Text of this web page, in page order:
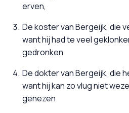
erven,
De koster van Bergeijk, die
want hij had te veel
gedronken
De dokter van Bergeijk, die
want hij kan zo vlug niet
genezen